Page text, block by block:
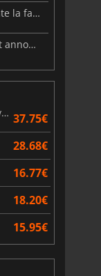
15.48
Warhammer 40 000 : Dawn of War 4 présente la faction des Nécrons
Le DLC Nioh 3 : Hell Rising est officiellement annoncé
Assassin's Creed Black Flag Resynced 37.75€
28.68€
16.77€
18.20€
15.95€